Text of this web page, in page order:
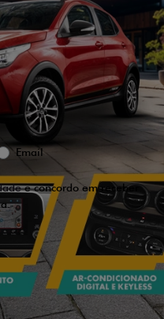
Email
e concordo em receber